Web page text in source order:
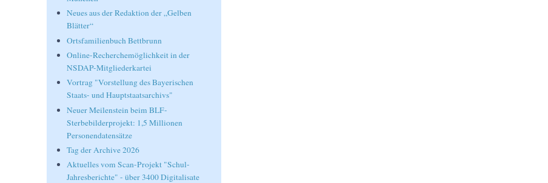
Neues aus der Redaktion der „Gelben
Blätter“
Ortsfamilienbuch Bettbrunn
Online-Recherchemöglichkeit in der
NSDAP-Mitgliederkartei
Vortrag "Vorstellung des Bayerischen
Staats- und Hauptstaatsarchivs"
Neuer Meilenstein beim BLF-
Sterbebilderprojekt: 1,5 Millionen
Personendatensätze
Tag der Archive 2026
Aktuelles vom Scan-Projekt "Schul-
Jahresberichte" - über 3400 Digitalisate